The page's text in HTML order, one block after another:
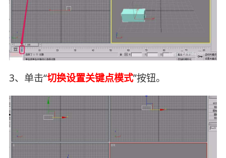
3、单击“切换设置关键点模式”按钮。